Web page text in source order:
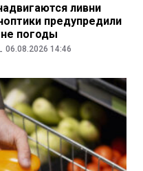
ливни
предупредили
погоды
06.08.2026 14:46